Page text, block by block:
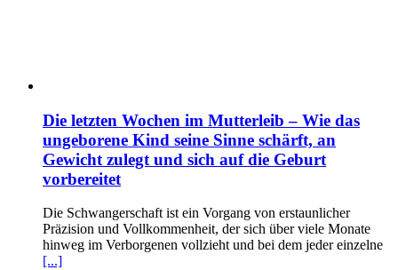
Die letzten Wochen im Mutterleib – Wie das
ungeborene Kind seine Sinne schärft, an
Gewicht zulegt und sich auf die Geburt
vorbereitet
Die Schwangerschaft ist ein Vorgang von erstaunlicher
Präzision und Vollkommenheit, der sich über viele Monate
hinweg im Verborgenen vollzieht und bei dem jeder einzelne
[...]